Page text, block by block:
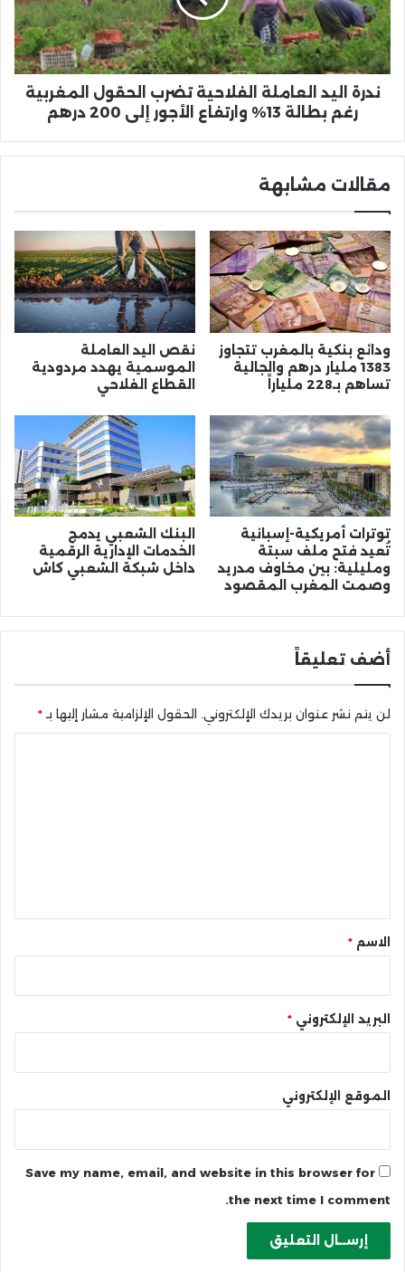
الحقول
المغربية
رغم
بطالة
13%
وارتفاع
درهم
ندرة اليد العاملة الفلاحية تضرب الحقول المغربية
رغم بطالة 13% وارتفاع الأجور إلى 200 درهم
مقالات مشابهة
ودائع بنكية بالمغرب تتجاوز
1383 مليار درهم والجالية
تساهم بـ228 ملياراً
نقص اليد العاملة
الموسمية يهدد مردودية
القطاع الفلاحي
توترات أمريكية-إسبانية
تُعيد فتح ملف سبتة
ومليلية: بين مخاوف مدريد
وصمت المغرب المقصود
البنك الشعبي يدمج
الخدمات الإدارية الرقمية
داخل شبكة الشعبي كاش
أضف تعليقاً
لن يتم نشر عنوان بريدك الإلكتروني. الحقول الإلزامية مشار إليها بـ*
* الاسم *
البريد الإلكتروني *
الموقع الإلكتروني
Save my name, email, and website in this browser for
the next time I comment.